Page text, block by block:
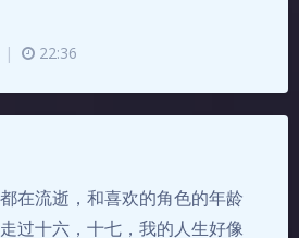
| 22:36
在流逝，和喜欢的角色的年龄
过十六，十七，我的人生好像